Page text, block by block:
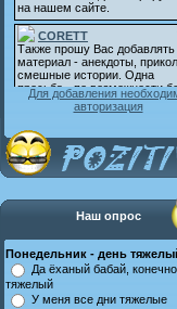
Для добавления
авторизация
Наш опрос
Понедельник - день
Да ёханый бабай, конечно
тяжелый
У меня все дни тяжелые